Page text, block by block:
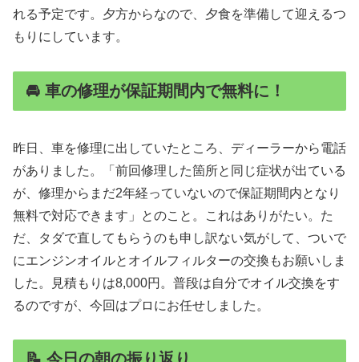
れる予定です。夕方からなので、夕食を準備して迎えるつ
もりにしています。
🚘 車の修理が保証期間内で無料に！
昨日、車を修理に出していたところ、ディーラーから電話
がありました。「前回修理した箇所と同じ症状が出ている
が、修理からまだ2年経っていないので保証期間内となり
無料で対応できます」とのこと。これはありがたい。た
だ、タダで直してもらうのも申し訳ない気がして、ついで
にエンジンオイルとオイルフィルターの交換もお願いしま
した。見積もりは8,000円。普段は自分でオイル交換をす
るのですが、今回はプロにお任せしました。